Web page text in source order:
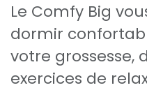
Le Comfy Big
dormir
votre grossesse,
exercices de